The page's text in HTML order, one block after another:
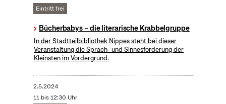
Eintritt frei
Bücherbabys – die literarische Krabbelgruppe
In der Stadtteilbibliothek Nippes steht bei dieser
Veranstaltung die Sprach- und Sinnesförderung der
Kleinsten im Vordergrund.
2.5.2024
11 bis 12:30 Uhr